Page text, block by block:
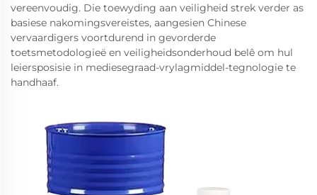
vereenvoudig. Die toewyding aan veiligheid strek verder as
basiese nakomingsvereistes, aangesien Chinese
vervaardigers voortdurend in gevorderde
toetsmetodologieë en veiligheidsonderhoud belê om hul
leiersposisie in mediesegraad-vrylagmiddel-tegnologie te
handhaaf.